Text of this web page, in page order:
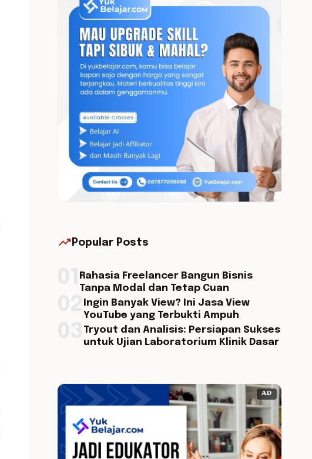
trending_up Popular Posts
Rahasia Freelancer Bangun Bisnis
Tanpa Modal dan Tetap Cuan
Ingin Banyak View? Ini Jasa View
YouTube yang Terbukti Ampuh
Tryout dan Analisis: Persiapan Sukses
untuk Ujian Laboratorium Klinik Dasar
AD